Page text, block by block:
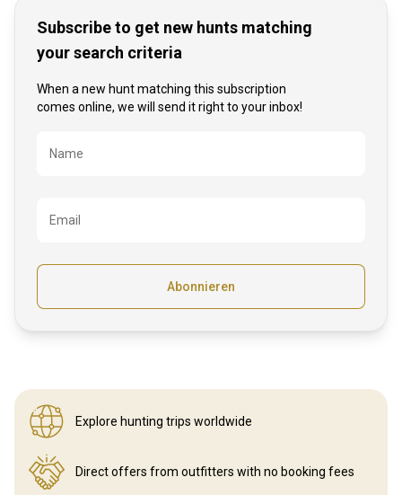
Subscribe to get new hunts matching
your search criteria
When a new hunt matching this subscription
comes online, we will send it right to your inbox!
Bezeichnung
Name
Email
Abonnieren
Explore hunting trips worldwide
Direct offers from outfitters with no booking fees